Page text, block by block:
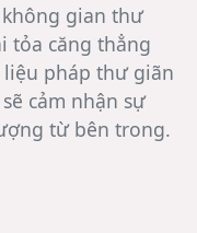
gian thư
tỏa căng thẳng
liệu pháp thư giãn
cảm nhận sự
từ bên trong.